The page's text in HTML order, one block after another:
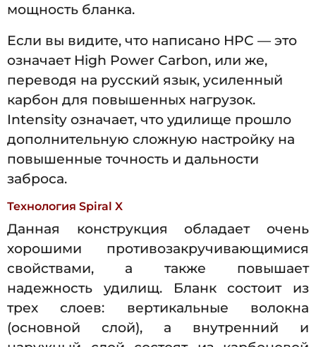
мощность бланка.
Если вы видите, что написано HPC — это
означает High Power Carbon, или же,
переводя на русский язык, усиленный
карбон для повышенных нагрузок.
Intensity означает, что удилище прошло
дополнительную сложную настройку на
повышенные точность и дальности
заброса.
Технология Spiral X
Данная конструкция обладает очень
хорошими противозакручивающимися
свойствами, а также повышает
надежность удилищ. Бланк состоит из
трех слоев: вертикальные волокна
(основной слой), а внутренний и